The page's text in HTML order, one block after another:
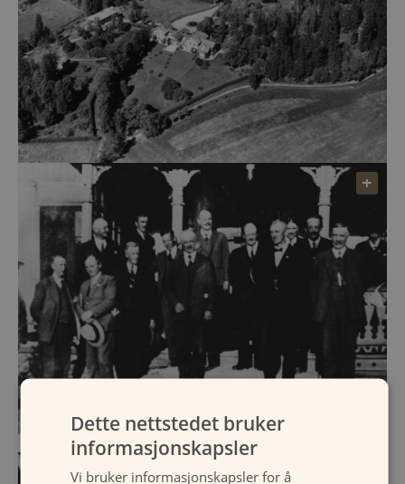
Dette nettstedet bruker
informasjonskapsler
Vi bruker informasjonskapsler for å